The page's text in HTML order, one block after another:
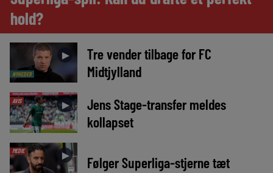
hold?
NYHEDER
►
Tre vender tilbage for FC
Midtjylland
AVIS ►
Jens Stage-transfer meldes
kollapset
MEDIE ► Følger Superliga-stjerne tæt